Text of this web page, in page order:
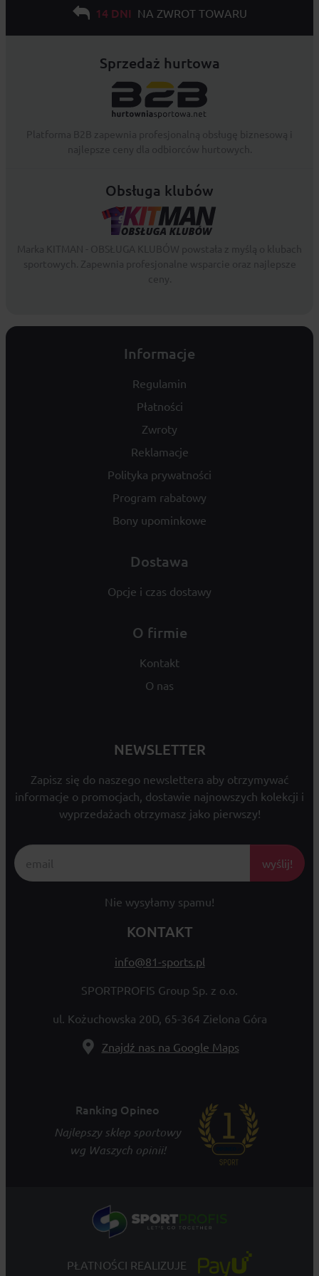
14 DNI NA ZWROT TOWARU
Sprzedaż hurtowa
Obsługa klubów
Informacje
Regulamin
Płatności
Zwroty
Reklamacje
Polityka prywatności
Program rabatowy
Bony upominkowe
Dostawa
Opcje i czas dostawy
O firmie
Kontakt
O nas
NEWSLETTER
Zapisz się do naszego newslettera aby otrzymywać
informacje o promocjach, dostawie najnowszych kolekcji i
wyprzedażach otrzymasz jako pierwszy!
wyślij!
Nie wysyłamy spamu!
KONTAKT
info@81-sports.pl
SPORTPROFIS Group Sp. z o.o.
ul. Kożuchowska 20D, 65-364 Zielona Góra
Znajdź nas na Google Maps
Ranking Opineo
Najlepszy sklep sportowy
wg Waszych opinii!
PŁATNOŚCI REALIZUJE